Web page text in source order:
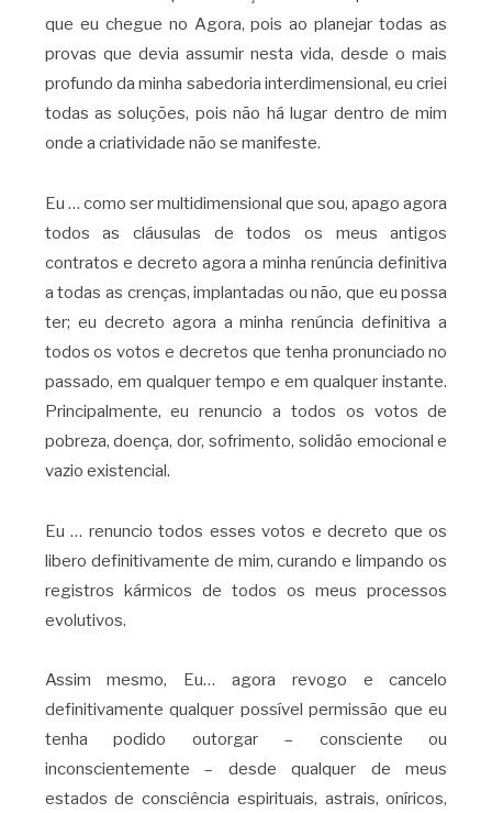
que eu chegue no Agora, pois ao planejar todas as
provas que devia assumir nesta vida, desde o mais
profundo da minha sabedoria interdimensional, eu criei
todas as soluções, pois não há lugar dentro de mim
onde a criatividade não se manifeste.
Eu … como ser multidimensional que sou, apago agora
todos as cláusulas de todos os meus antigos
contratos e decreto agora a minha renúncia definitiva
a todas as crenças, implantadas ou não, que eu possa
ter; eu decreto agora a minha renúncia definitiva a
todos os votos e decretos que tenha pronunciado no
passado, em qualquer tempo e em qualquer instante.
Principalmente, eu renuncio a todos os votos de
pobreza, doença, dor, sofrimento, solidão emocional e
vazio existencial.
Eu … renuncio todos esses votos e decreto que os
libero definitivamente de mim, curando e limpando os
registros kármicos de todos os meus processos
evolutivos.
Assim mesmo, Eu… agora revogo e cancelo
definitivamente qualquer possível permissão que eu
tenha podido outorgar – consciente ou
inconscientemente – desde qualquer de meus
estados de consciência espirituais, astrais, oníricos,